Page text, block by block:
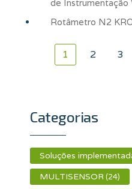
de Instrumentação
Rotâmetro N2
1 2 3
Categorias
Soluções
MULTISENSOR(24)